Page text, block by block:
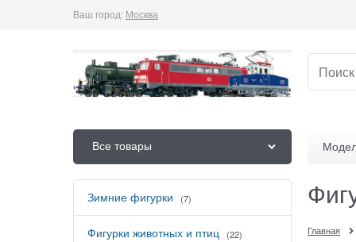
Ваш город: Москва
Все товары
Зимние фигурки (7)
Фигурки животных и птиц (22) Главная